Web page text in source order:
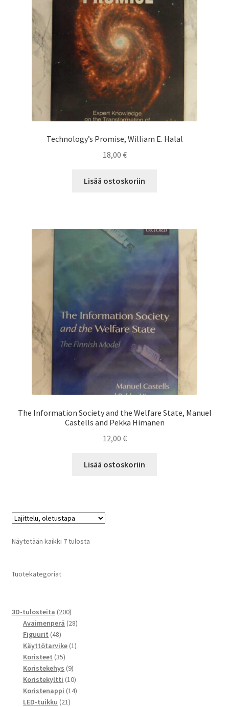
Technology’s Promise, William E. Halal
18,00 €
Lisää ostoskoriin
The Information Society and the Welfare State, Manuel
Castells and Pekka Himanen
12,00 €
Lisää ostoskoriin
Näytetään kaikki 7 tulosta
Tuotekategoriat
3D-tulosteita 200200
tuotetta
Avaimenperä 2828
Figuurit 4848
tuotetta
Käyttötarvike 11
Koristeet 3535
tuotetta
Koristekehys 99
tuotetta
Koristekyltti 1010
tuotetta
Koristenappi 1414
LED-tuikku 2121